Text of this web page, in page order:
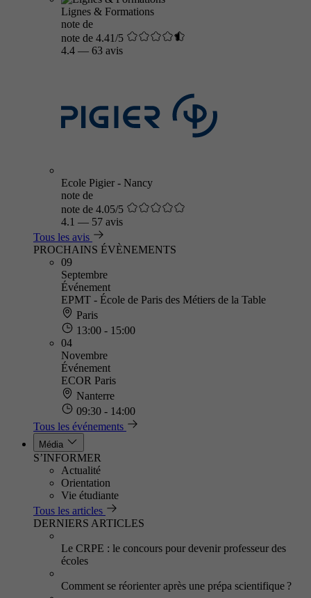
Lignes & Formations
note de
note de 4.41/5
4.4 — 63 avis
Ecole Pigier - Nancy
note de
note de 4.05/5
4.1 — 57 avis
Tous les avis
PROCHAINS ÉVÈNEMENTS
09
Septembre
Événement
EPMT - École de Paris des Métiers de la Table
Paris
13:00 - 15:00
04
Novembre
Événement
ECOR Paris
Nanterre
09:30 - 14:00
Tous les événements
Média
S’INFORMER
Actualité
Orientation
Vie étudiante
Tous les articles
DERNIERS ARTICLES
Le CRPE : le concours pour devenir professeur des
écoles
Comment se réorienter après une prépa scientifique ?